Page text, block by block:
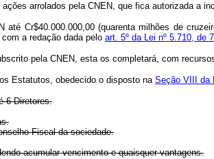
arrolados pela CNEN, que fica autorizada a
(quarenta milhões de
com a redação dada pelo art. 5º da Lei nº 5.710, de
pela CNEN, esta os completará, com
Estatutos, obedecido o disposto na Seção VIII da
6 Diretores.
Fiscal da sociedade.
acumular vencimento e quaisquer vantagens.